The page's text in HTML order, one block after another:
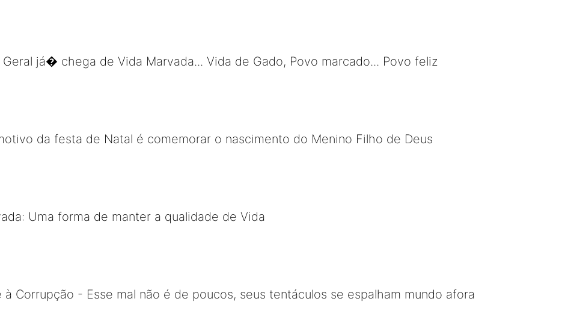
já� chega de Vida Marvada... Vida de Gado, Povo marcado... Povo feliz
da festa de Natal é comemorar o nascimento do Menino Filho de Deus
Uma forma de manter a qualidade de Vida
à Corrupção - Esse mal não é de poucos, seus tentáculos se espalham mundo afora